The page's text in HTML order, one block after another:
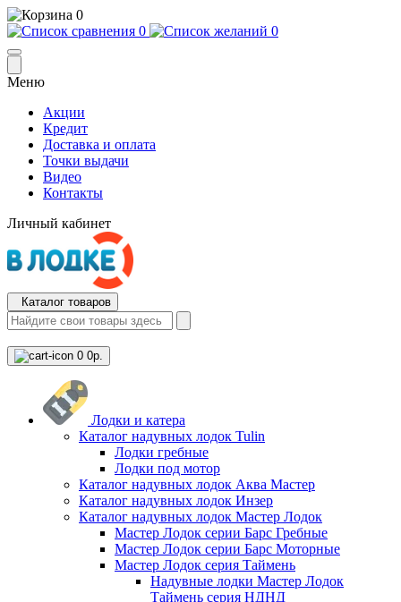
0
0
0
Меню
Акции
Кредит
Доставка и оплата
Точки выдачи
Видео
Контакты
Личный кабинет
Каталог товаров
0 0р.
Лодки и катера
Каталог надувных лодок Tulin
Лодки гребные
Лодки под мотор
Каталог надувных лодок Аква Мастер
Каталог надувных лодок Инзер
Каталог надувных лодок Мастер Лодок
Мастер Лодок серии Барс Гребные
Мастер Лодок серии Барс Моторные
Мастер Лодок серия Таймень
Надувные лодки Мастер Лодок
Таймень серия НДНД